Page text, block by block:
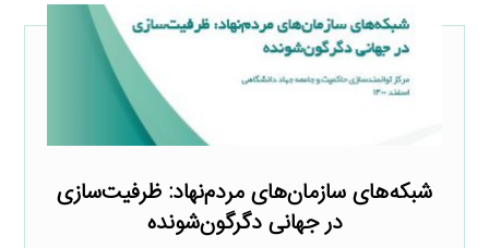
شبکه‌های سازمان‌های مردم‌نهاد: ظرفیت‌سازی
در جهانی دگرگون‌شونده